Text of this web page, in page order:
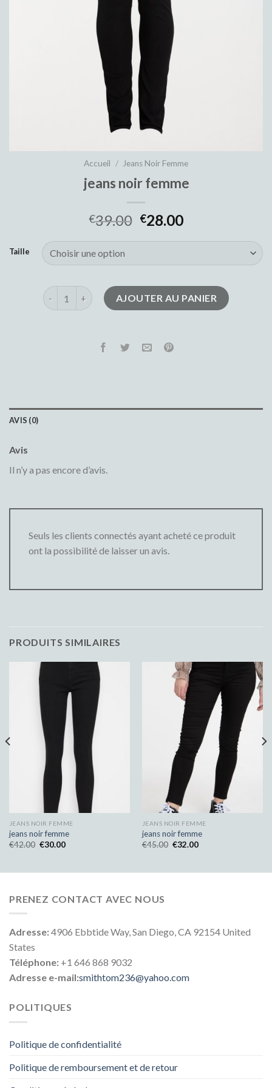
Accueil / Jeans Noir Femme
jeans noir femme
€39.00 €28.00
Taille
quantité de jeans noir femmeAJOUTER AU PANIER
AVIS (0)
Avis
Il n’y a pas encore d’avis.
Seuls les clients connectés ayant acheté ce produit
ont la possibilité de laisser un avis.
PRODUITS SIMILAIRES
JEANS NOIR FEMME
jeans noir femme
€42.00 €30.00
JEANS NOIR FEMME
jeans noir femme
€45.00 €32.00
PRENEZ CONTACT AVEC NOUS
Adresse:4906 Ebbtide Way, San Diego, CA 92154 United
States
Téléphone: +1 646 868 9032
Adresse e-mail:smithtom236@yahoo.com
POLITIQUES
Politique de confidentialité
Politique de remboursement et de retour